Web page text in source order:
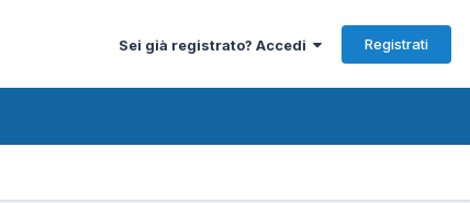
Sei già registrato? Accedi Registrati